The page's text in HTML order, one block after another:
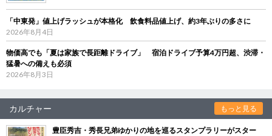
「中東発」値上げラッシュが本格化 飲食料品値上げ、約3年ぶりの多さに
2026年8月4日
物価高でも「夏は家族で長距離ドライブ」 宿泊ドライブ予算4万円超、渋滞・
猛暑への備えも必須
2026年8月3日
カルチャー もっと見る
豊臣秀吉・秀長兄弟ゆかりの地を巡るスタンプラリーがスター